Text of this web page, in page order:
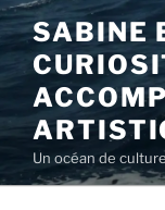
Aller
au
contenu
principal
SABINE
Un océan de